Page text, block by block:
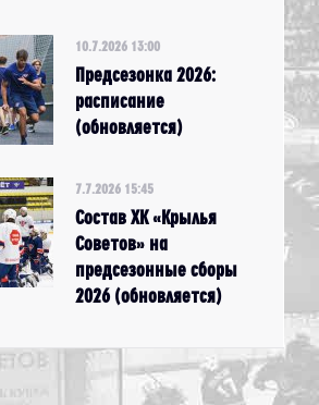
10.7.2026 13:00
Предсезонка 2026:
расписание
(обновляется)
7.7.2026 15:45
Состав ХК «Крылья
Советов» на
предсезонные сборы
2026 (обновляется)